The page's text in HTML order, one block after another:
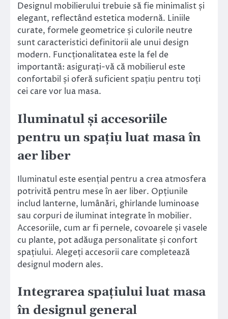
Designul mobilierului trebuie să fie minimalist și
elegant, reflectând estetica modernă. Liniile
curate, formele geometrice și culorile neutre
sunt caracteristici definitorii ale unui design
modern. Funcționalitatea este la fel de
importantă: asigurați-vă că mobilierul este
confortabil și oferă suficient spațiu pentru toți
cei care vor lua masa.
Iluminatul și accesoriile
pentru un spațiu luat masa în
aer liber
Iluminatul este esențial pentru a crea atmosfera
potrivită pentru mese în aer liber. Opțiunile
includ lanterne, lumânări, ghirlande luminoase
sau corpuri de iluminat integrate în mobilier.
Accesoriile, cum ar fi pernele, covoarele și vasele
cu plante, pot adăuga personalitate și confort
spațiului. Alegeți accesorii care completează
designul modern ales.
Integrarea spațiului luat masa
în designul general